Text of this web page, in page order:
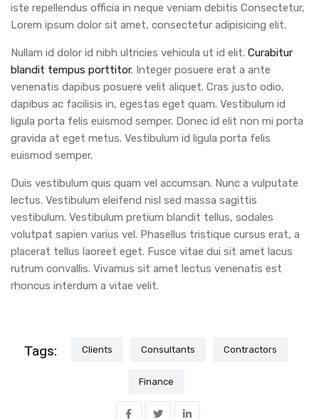
iste repellendus officia in neque veniam debitis Consectetur,
Lorem ipsum dolor sit amet, consectetur adipisicing elit.
Nullam id dolor id nibh ultricies vehicula ut id elit. Curabitur
blandit tempus porttitor. Integer posuere erat a ante
venenatis dapibus posuere velit aliquet. Cras justo odio,
dapibus ac facilisis in, egestas eget quam. Vestibulum id
ligula porta felis euismod semper. Donec id elit non mi porta
gravida at eget metus. Vestibulum id ligula porta felis
euismod semper.
Duis vestibulum quis quam vel accumsan. Nunc a vulputate
lectus. Vestibulum eleifend nisl sed massa sagittis
vestibulum. Vestibulum pretium blandit tellus, sodales
volutpat sapien varius vel. Phasellus tristique cursus erat, a
placerat tellus laoreet eget. Fusce vitae dui sit amet lacus
rutrum convallis. Vivamus sit amet lectus venenatis est
rhoncus interdum a vitae velit.
Tags: Clients Consultants Contractors
Finance